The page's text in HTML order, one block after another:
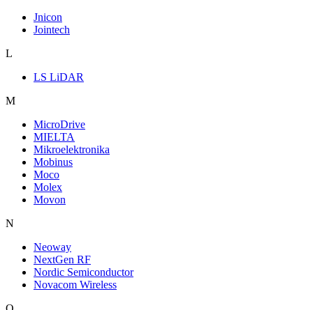
Jnicon
Jointech
L
LS LiDAR
M
MicroDrive
MIELTA
Mikroelektronika
Mobinus
Moco
Molex
Movon
N
Neoway
NextGen RF
Nordic Semiconductor
Novacom Wireless